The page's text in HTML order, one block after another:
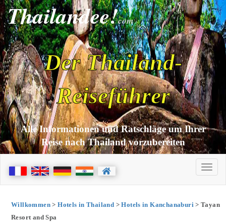
Thailandee!com
Der Thailand-
Reiseführer
Alle Informationen und Ratschläge um Ihrer
Reise nach Thailand vorzubereiten
Willkommen>Hotels in Thailand >Hotels in Kanchanaburi> Tayan
Resort and Spa